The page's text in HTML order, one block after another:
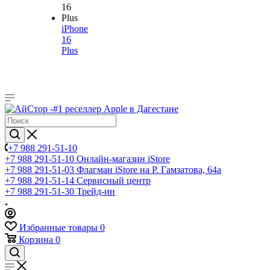
iPhone
16
Plus
+7 988 291-51-10
+7 988 291-51-10 Онлайн-магазин iStore
+7 988 291-51-03 Флагман iStore на Р. Гамзатова, 64а
+7 988 291-51-14 Сервисный центр
+7 988 291-51-30 Трейд-ин
Избранные товары 0
Корзина 0